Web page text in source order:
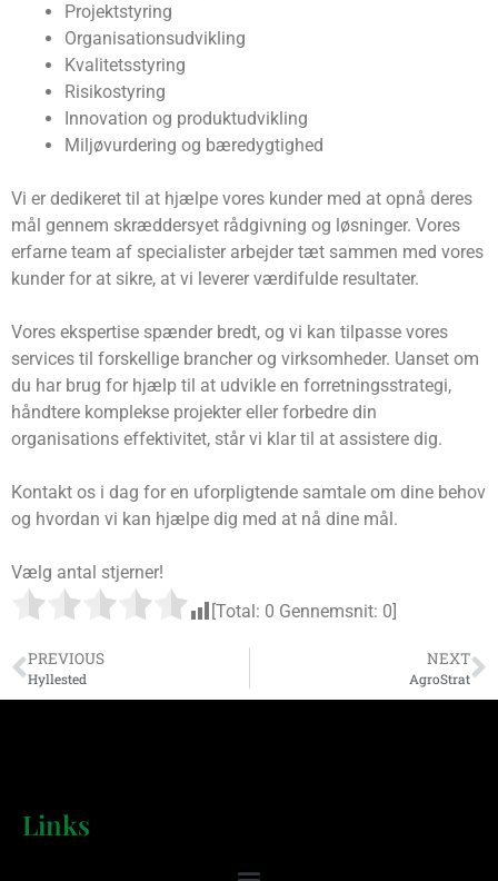
Projektstyring
Organisationsudvikling
Kvalitetsstyring
Risikostyring
Innovation og produktudvikling
Miljøvurdering og bæredygtighed
Vi er dedikeret til at hjælpe vores kunder med at opnå deres
mål gennem skræddersyet rådgivning og løsninger. Vores
erfarne team af specialister arbejder tæt sammen med vores
kunder for at sikre, at vi leverer værdifulde resultater.
Vores ekspertise spænder bredt, og vi kan tilpasse vores
services til forskellige brancher og virksomheder. Uanset om
du har brug for hjælp til at udvikle en forretningsstrategi,
håndtere komplekse projekter eller forbedre din
organisations effektivitet, står vi klar til at assistere dig.
Kontakt os i dag for en uforpligtende samtale om dine behov
og hvordan vi kan hjælpe dig med at nå dine mål.
Vælg antal stjerner!
[Total: 0 Gennemsnit: 0
PREVIOUS
Hyllested
NEXT
AgroStrat
Links